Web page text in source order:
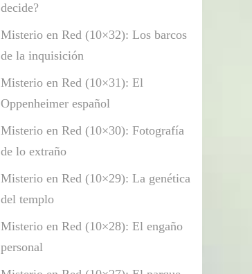
decide?
Misterio en Red (10×32): Los barcos
de la inquisición
Misterio en Red (10×31): El
Oppenheimer español
Misterio en Red (10×30): Fotografía
de lo extraño
Misterio en Red (10×29): La genética
del templo
Misterio en Red (10×28): El engaño
personal